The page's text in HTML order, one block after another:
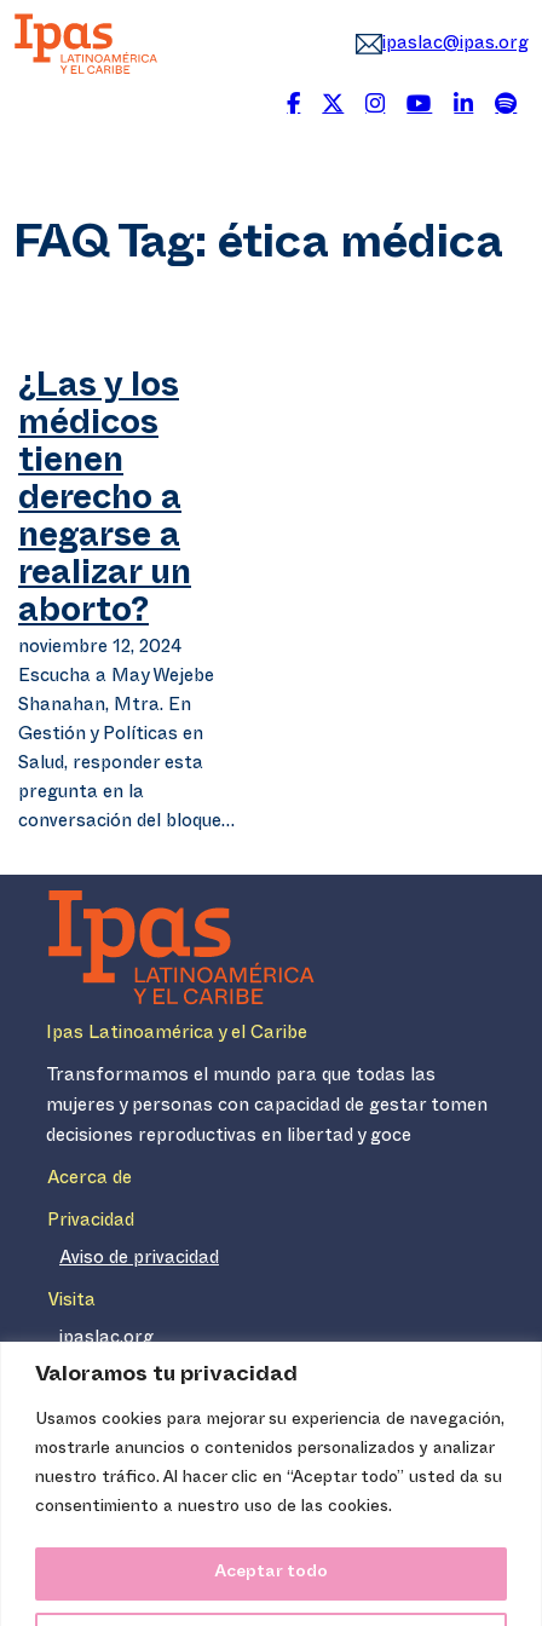
Valoramos tu privacidad
Usamos cookies para mejorar su experiencia de navegación,
mostrarle anuncios o contenidos personalizados y analizar
nuestro tráfico. Al hacer clic en “Aceptar todo” usted da su
consentimiento a nuestro uso de las cookies.
Aceptar todo
ipaslac@ipas.org
FAQ Tag: ética médica
¿Las y los
médicos
tienen
derecho a
negarse a
realizar un
aborto?
noviembre 12, 2024
Escucha a May Wejebe
Shanahan, Mtra. En
Gestión y Políticas en
Salud, responder esta
pregunta en la
conversación del bloque…
Ipas Latinoamérica y el Caribe
Transformamos el mundo para que todas las
mujeres y personas con capacidad de gestar tomen
decisiones reproductivas en libertad y goce
Acerca de
Privacidad
Aviso de privacidad
Visita
ipaslac.org
ipasmexico.org
Ipas no es un distribuidor de insumos médicos. Nuestros
servicios se concentran, entre otros, en la difusión de
técnica necesaria para proveer servicios de aborto seguro
de calidad. Los servicios que ofrecemos no tienen costo